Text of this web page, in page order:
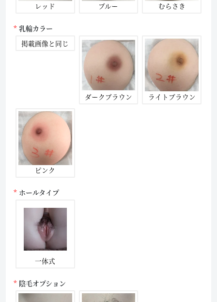
レッド ブルー むらさき
乳輪カラー
掲載画像と同じ
ダークブラウン ライトブラウン
ピンク
ホールタイプ
一体式
陰毛オプション